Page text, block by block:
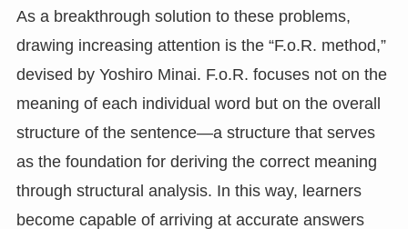
As a breakthrough solution to these problems,
drawing increasing attention is the “F.o.R. method,”
devised by Yoshiro Minai. F.o.R. focuses not on the
meaning of each individual word but on the overall
structure of the sentence—a structure that serves
as the foundation for deriving the correct meaning
through structural analysis. In this way, learners
become capable of arriving at accurate answers